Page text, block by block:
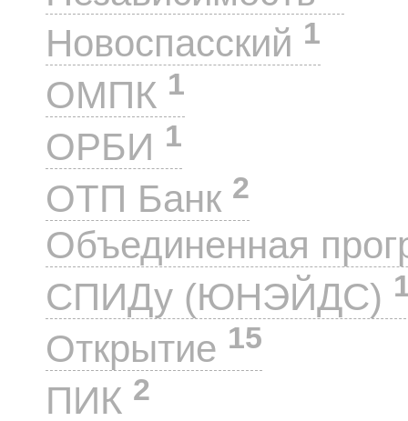
Новоспасский 1
ОМПК 1
ОРБИ 1
ОТП Банк 2
Объединенная
СПИДу (ЮНЭЙДС)
Открытие 15
ПИК 2